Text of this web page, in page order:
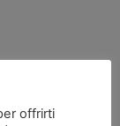
offrirti